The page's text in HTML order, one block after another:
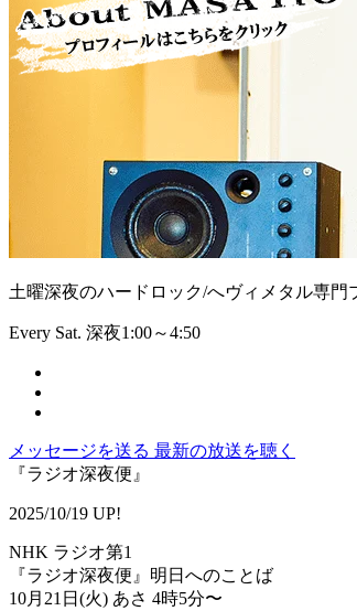
土曜深夜のハードロック/へヴィメタル専門
Every Sat. 深夜1:00～4:50
メッセージを送る 最新の放送を聴く
『ラジオ深夜便』
2025/10/19 UP!
NHK ラジオ第1
『ラジオ深夜便』明日へのことば
10月21日(火) あさ 4時5分〜